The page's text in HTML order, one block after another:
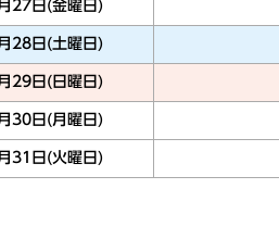
27日(金曜日)
28日(土曜日)
29日(日曜日)
30日(月曜日)
31日(火曜日)